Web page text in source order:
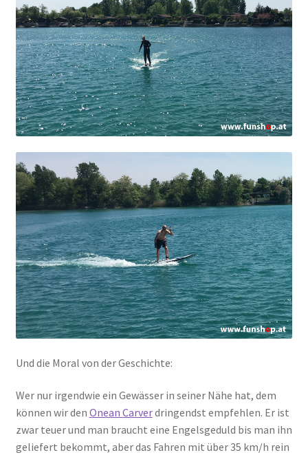
Und die Moral von der Geschichte:
Wer nur irgendwie ein Gewässer in seiner Nähe hat, dem
können wir den Onean Carverdringendst empfehlen. Er ist
zwar teuer und man braucht eine Engelsgeduld bis man ihn
geliefert bekommt, aber das Fahren mit über 35 km/h rein